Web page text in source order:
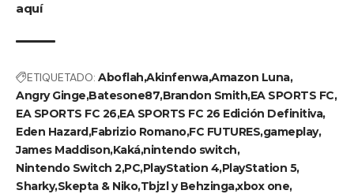
aquí
ETIQUETADO: Aboflah AkinfenwaAmazon Luna
Angry Ginge Batesone87Brandon SmithEA SPORTS FC
EA SPORTS FC 26 EA SPORTS FC 26 Edición Definitiva
Eden Hazard Fabrizio RomanoFC FUTURESgameplay
James MaddisonKakánintendo switch
Nintendo Switch 2 PCPlayStation 4PlayStation 5
SharkySkepta & NikoTbjzl y Behzingaxbox one